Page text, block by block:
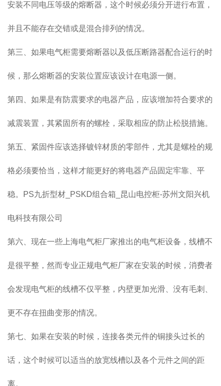
安装不同电压等级的熔断器，这个时候必须分开进行布置，
并且不能存在交错或是混合排列的情况。
第三、如果电气柜需要熔断器以及低压断路器配合运行的时
候，那么熔断器的安装位置应该设计在电源一侧。
第四、如果是有防震要求的电器产品，应该增加符合要求的
减震装置，其紧固所有的螺栓，采取相应的防止松脱措施。
第五、紧固件应该选择镀锌材质的零部件，尤其是螺栓的规
格必须要恰当，这样才能更好的将电器产品固定牢靠、平
稳。PS九折型材_PSKD组合箱_昆山电控柜-苏州文阳兴机
电科技有限公司
第六、现在一些上海电气柜厂家推出的电气柜设备，线槽不
是很平整，然而专业正规电气柜厂家在安装的时候，消费者
会发现电气柜的线槽不仅平整，内壁更加光滑、没有毛刺、
更不存在扭曲变形的情况。
第七、如果在安装的时候，连接各类元件的铜接头过长的
话，这个时候可以适当的放宽线槽以及各个元件之间的距
离。